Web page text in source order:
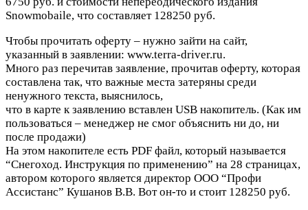
Snowmobaile, что составляет 128250 руб.
Чтобы прочитать оферту – нужно зайти на сайт,
указанный в заявлении: www.terra-driver.ru.
Много раз перечитав заявление, прочитав оферту, которая
составлена так, что важные места затеряны среди
ненужного текста, выяснилось,
что в карте к заявлению вставлен USB накопитель. (Как им
пользоваться – менеджер не смог объяснить ни до, ни
после продажи)
На этом накопителе есть PDF файл, который называется
“Снегоход. Инструкция по применению” на 28 страницах,
автором которого является директор ООО “Профи
Ассистанс” Кушанов В.В. Вот он-то и стоит 128250 руб.